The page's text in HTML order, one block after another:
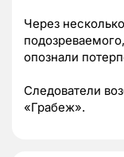
Через
опознали
Следователи
«Грабеж».